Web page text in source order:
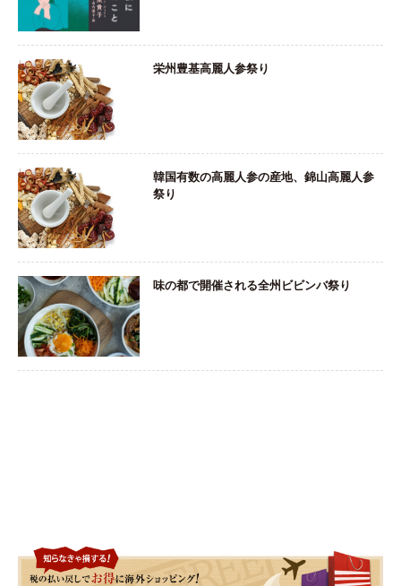
栄州豊基高麗人参祭り
韓国有数の高麗人参の産地、錦山高麗人参
祭り
味の都で開催される全州ビビンバ祭り